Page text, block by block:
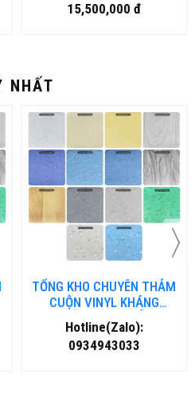
15,500,000 đ
NHẤT
TỔNG KHO CHUYÊN THẢM
CUỘN VINYL KHÁNG
KHUẨN TẠI HÀ NỘI
Hotline(Zalo):
0934943033